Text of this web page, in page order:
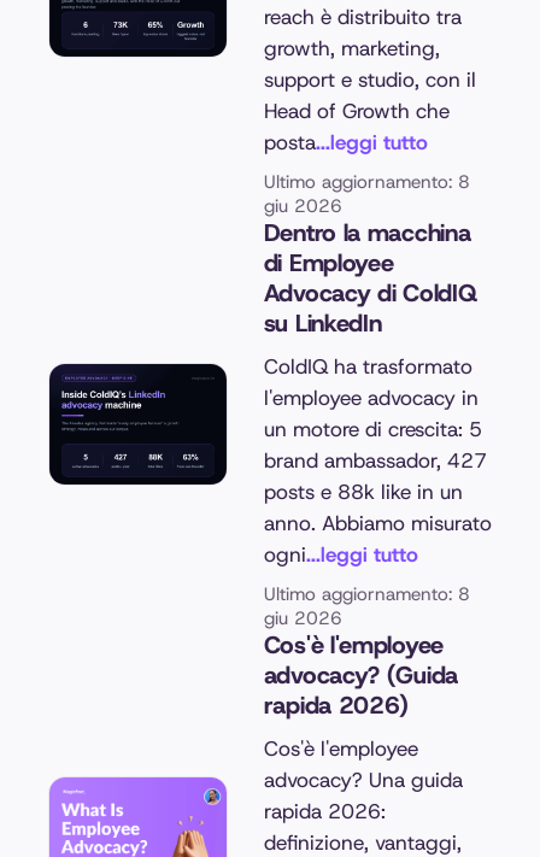
reach è distribuito tra
growth, marketing,
support e studio, con il
Head of Growth che
posta...leggi tutto
Ultimo aggiornamento: 8
giu 2026
Dentro la macchina
di Employee
Advocacy di ColdIQ
su LinkedIn
ColdIQ ha trasformato
l'employee advocacy in
un motore di crescita: 5
brand ambassador, 427
posts e 88k like in un
anno. Abbiamo misurato
ogni...leggi tutto
Ultimo aggiornamento: 8
giu 2026
Cos'è l'employee
advocacy? (Guida
rapida 2026)
Cos'è l'employee
advocacy? Una guida
rapida 2026:
definizione, vantaggi,